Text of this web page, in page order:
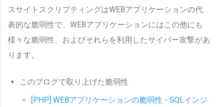
スサイトスクリプティングはWEBアプリケーションの代
表的な脆弱性で、WEBアプリケーションにはこの他にも
様々な脆弱性、およびそれらを利用したサイバー攻撃があ
ります。
このブログで取り上げた脆弱性
[PHP] WEBアプリケーションの脆弱性 - SQLインジ